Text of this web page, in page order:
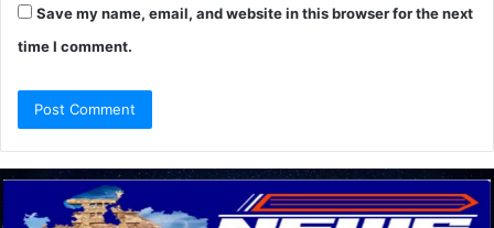
Save my name, email, and website in this browser for the next
time I comment.